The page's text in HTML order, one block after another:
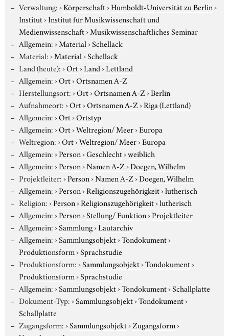
Verwaltung:›Körperschaft›Humboldt-Universität zu Berlin›
Institut›Institut für Musikwissenschaft und
Medienwissenschaft›Musikwissenschaftliches Seminar
Allgemein:›Material›Schellack
Material:›Material›Schellack
Land (heute):›Ort›Land›Lettland
Allgemein:›Ort›Ortsnamen A-Z
Herstellungsort:›Ort›Ortsnamen A-Z›Berlin
Aufnahmeort:›Ort›Ortsnamen A-Z›Riga (Lettland)
Allgemein:›Ort›Ortstyp
Allgemein:›Ort›Weltregion/ Meer›Europa
Weltregion:›Ort›Weltregion/ Meer›Europa
Allgemein:›Person›Geschlecht›weiblich
Allgemein:›Person›Namen A-Z›Doegen, Wilhelm
Projektleiter:›Person›Namen A-Z›Doegen, Wilhelm
Allgemein:›Person›Religionszugehörigkeit›lutherisch
Religion:›Person›Religionszugehörigkeit›lutherisch
Allgemein:›Person›Stellung/ Funktion›Projektleiter
Allgemein:›Sammlung›Lautarchiv
Allgemein:›Sammlungsobjekt›Tondokument›
Produktionsform›Sprachstudie
Produktionsform:›Sammlungsobjekt›Tondokument›
Produktionsform›Sprachstudie
Allgemein:›Sammlungsobjekt›Tondokument›Schallplatte
Dokument-Typ:›Sammlungsobjekt›Tondokument›
Schallplatte
Zugangsform:›Sammlungsobjekt›Zugangsform›